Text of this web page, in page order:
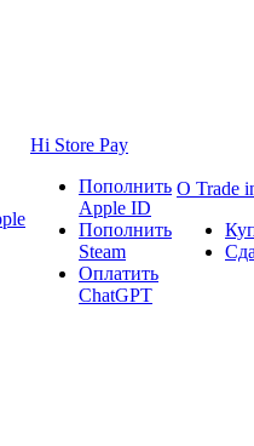
Hi Store Pay
Пополнить
Apple ID
Пополнить
Steam
Оплатить
ChatGPT
О Trade